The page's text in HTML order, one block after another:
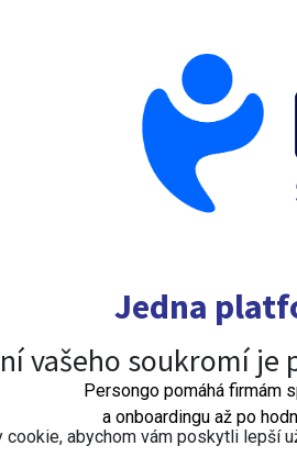
Jedna
Persongo pomáhá firmám
a onboardingu až po
vašeho soukromí je
cookie, abychom vám poskytli lepší